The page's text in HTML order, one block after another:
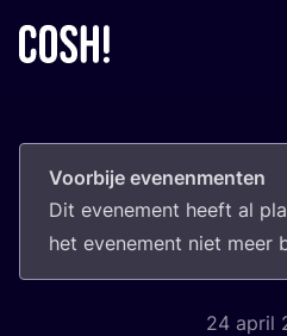
Voorbije evenenmenten
Dit eve­ne­ment heeft al
het eve­ne­ment niet meer
24 april